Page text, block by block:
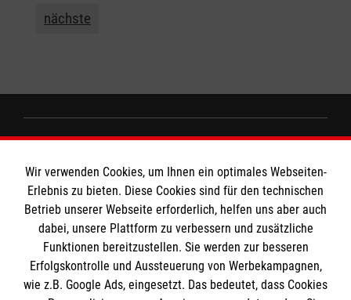
nächste
Impressum
Datenschutz
Barrierefreiheit
Kontakt
MPG Ansprechpartner
Den Beauftragten für Medizinproduktesicherheit
im Malteser Rettungsdienst und den
Wir verwenden Cookies, um Ihnen ein optimales Webseiten-
Erlebnis zu bieten. Diese Cookies sind für den technischen
Betrieb unserer Webseite erforderlich, helfen uns aber auch
dabei, unsere Plattform zu verbessern und zusätzliche
Funktionen bereitzustellen. Sie werden zur besseren
Erfolgskontrolle und Aussteuerung von Werbekampagnen,
wie z.B. Google Ads, eingesetzt. Das bedeutet, dass Cookies